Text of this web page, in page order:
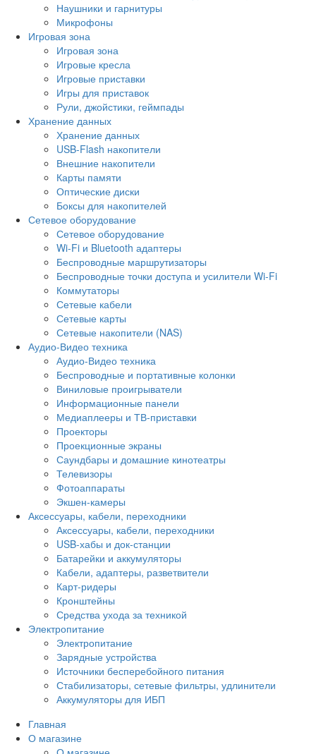
Наушники и гарнитуры
Микрофоны
Игровая зона
Игровая зона
Игровые кресла
Игровые приставки
Игры для приставок
Рули, джойстики, геймпады
Хранение данных
Хранение данных
USB-Flash накопители
Внешние накопители
Карты памяти
Оптические диски
Боксы для накопителей
Сетевое оборудование
Сетевое оборудование
Wi-Fi и Bluetooth адаптеры
Беспроводные маршрутизаторы
Беспроводные точки доступа и усилители Wi-Fi
Коммутаторы
Сетевые кабели
Сетевые карты
Сетевые накопители (NAS)
Аудио-Видео техника
Аудио-Видео техника
Беспроводные и портативные колонки
Виниловые проигрыватели
Информационные панели
Медиаплееры и ТВ-приставки
Проекторы
Проекционные экраны
Саундбары и домашние кинотеатры
Телевизоры
Фотоаппараты
Экшен-камеры
Аксессуары, кабели, переходники
Аксессуары, кабели, переходники
USB-хабы и док-станции
Батарейки и аккумуляторы
Кабели, адаптеры, разветвители
Карт-ридеры
Кронштейны
Средства ухода за техникой
Электропитание
Электропитание
Зарядные устройства
Источники бесперебойного питания
Стабилизаторы, сетевые фильтры, удлинители
Аккумуляторы для ИБП
Главная
О магазине